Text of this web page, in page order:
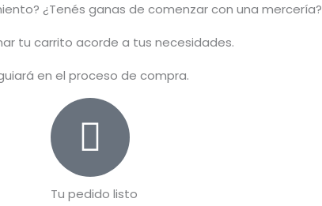
¿Tenés ganas de comenzar con una mercería?
tu carrito acorde a tus necesidades.
en el proceso de compra.
Tu pedido listo